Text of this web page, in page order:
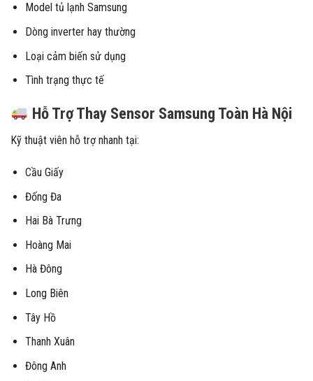
Model tủ lạnh Samsung
Dòng inverter hay thường
Loại cảm biến sử dụng
Tình trạng thực tế
Hỗ Trợ Thay Sensor Samsung Toàn Hà Nội
Kỹ thuật viên hỗ trợ nhanh tại:
Cầu Giấy
Đống Đa
Hai Bà Trưng
Hoàng Mai
Hà Đông
Long Biên
Tây Hồ
Thanh Xuân
Đông Anh